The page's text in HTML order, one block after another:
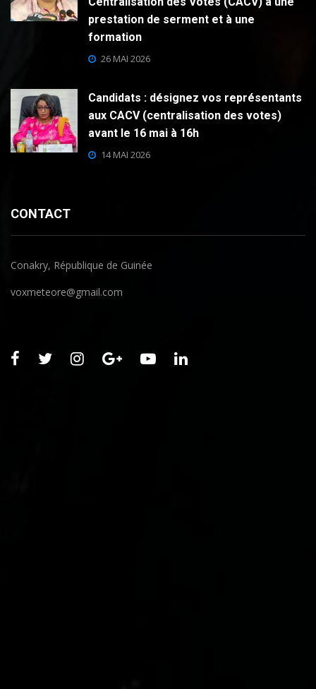
prestation de serment et à une
formation
26 MAI 2026
Candidats : désignez vos représentants
aux CACV (centralisation des votes)
avant le 16 mai à 16h
14 MAI 2026
CONTACT
Conakry, République de Guinée
voxmeteore@gmail.com